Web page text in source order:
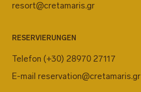
resort@cretamaris.gr
RESERVIERUNGEN
Telefon (+30) 28970 27117
E-mail reservation@cretamaris.gr